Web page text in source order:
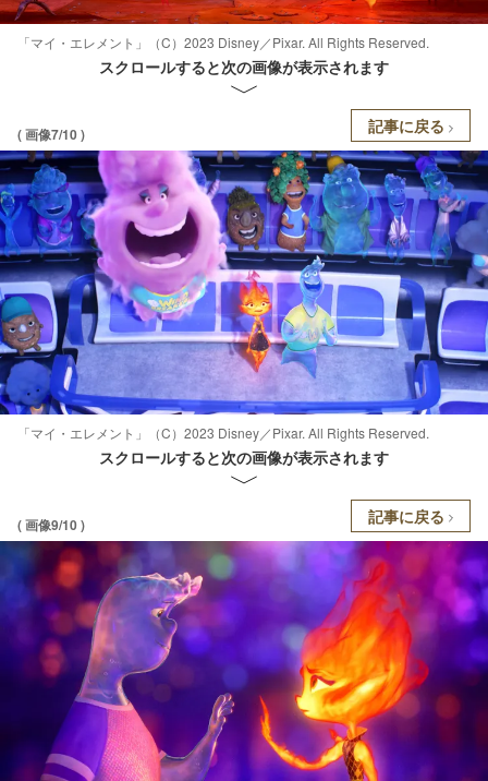
「マイ・エレメント」（C）2023 Disney／Pixar. All Rights Reserved.
スクロールすると次の画像が表示されます
( 画像7/10 ) 記事に戻る
「マイ・エレメント」（C）2023 Disney／Pixar. All Rights Reserved.
スクロールすると次の画像が表示されます
( 画像9/10 ) 記事に戻る